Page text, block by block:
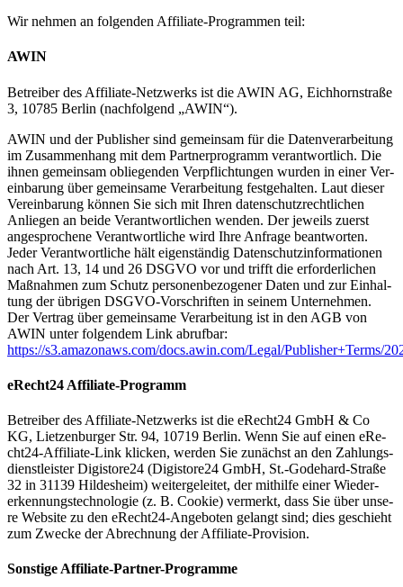
Wir neh­men an fol­gen­den Affi­lia­te-Pro­gram­men teil:
AWIN
Betrei­ber des Affi­lia­te-Netz­werks ist die AWIN AG, Eich­horn­stra­ße
3, 10785 Ber­lin (nach­fol­gend „AWIN“).
AWIN und der Publisher sind gemein­sam für die Daten­ver­ar­bei­tung
im Zusam­men­hang mit dem Part­ner­pro­gramm ver­ant­wort­lich. Die
ihnen gemein­sam oblie­gen­den Ver­pflich­tun­gen wur­den in einer Ver­
ein­ba­rung über gemein­sa­me Ver­ar­bei­tung fest­ge­hal­ten. Laut die­ser
Ver­ein­ba­rung kön­nen Sie sich mit Ihren daten­schutz­recht­li­chen
Anlie­gen an bei­de Ver­ant­wort­li­chen wen­den. Der jeweils zuerst
ange­spro­che­ne Ver­ant­wort­li­che wird Ihre Anfra­ge beant­wor­ten.
Jeder Ver­ant­wort­li­che hält eigen­stän­dig Daten­schutz­in­for­ma­tio­nen
nach Art. 13, 14 und 26 DSGVO vor und trifft die erfor­der­li­chen
Maß­nah­men zum Schutz per­so­nen­be­zo­ge­ner Daten und zur Ein­hal­
tung der übri­gen DSGVO-Vor­schrif­ten in sei­nem Unter­neh­men.
Der Ver­trag über gemein­sa­me Ver­ar­bei­tung ist in den AGB von
AWIN unter fol­gen­dem Link abruf­bar:
https://s3.amazonaws.com/docs.awin.com/Legal/Publisher+Terms/
eRecht24 Affi­lia­te-Pro­gramm
Betrei­ber des Affi­lia­te-Netz­werks ist die eRecht24 GmbH & Co
KG, Liet­zen­bur­ger Str. 94, 10719 Ber­lin. Wenn Sie auf einen eRe­
ch­t24-Affi­lia­te-Link kli­cken, wer­den Sie zunächst an den Zah­lungs­
dienst­leis­ter Digistore24 (Digistore24 GmbH, St.-Godehard-Straße
32 in 31139 Hil­des­heim) wei­ter­ge­lei­tet, der mit­hil­fe einer Wie­der­
erken­nungs­tech­no­lo­gie (z. B. Coo­kie) ver­merkt, dass Sie über unse­
re Web­site zu den eRe­ch­t24-Ange­bo­ten gelangt sind; dies geschieht
zum Zwe­cke der Abrech­nung der Affi­lia­te-Pro­vi­si­on.
Sons­ti­ge Affi­lia­te-Part­ner-Pro­gram­me